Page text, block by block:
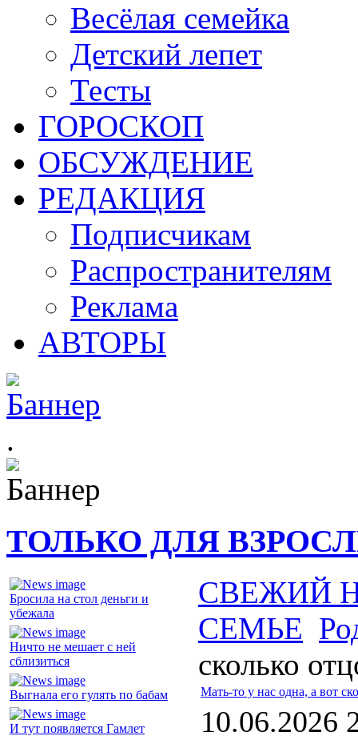
Весёлая семейка
Детский лепет
Тесты
ГОРОСКОП
ОБСУЖДЕНИЕ
РЕДАКЦИЯ
Подписчикам
Распространителям
Реклама
АВТОРЫ
.
ТОЛЬКО ДЛЯ
Бросила на стол деньги и
убежала
Ничто не мешает с ней
сблизиться
Выгнала его гулять по бабам
И тут появляется Гамлет
СВЕЖИЙ
СЕМЬЕ
сколько
Мать-то у нас одна, а вот
10.06.2026